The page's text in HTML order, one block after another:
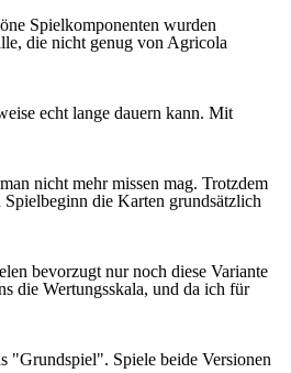
Spielkomponenten wurden
die nicht genug von Agricola
echt lange dauern kann. Mit
nicht mehr missen mag. Trotzdem
die Karten grundsätzlich
bevorzugt nur noch diese Variante
die Wertungsskala, und da ich für
"Grundspiel". Spiele beide Versionen